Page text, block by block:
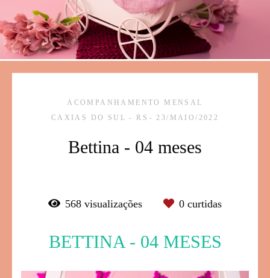
ACOMPANHAMENTO MENSAL
CAXIAS DO SUL - RS
23/MAIO/2022
Bettina - 04 meses
568 visualizações 0 curtidas
BETTINA - 04 MESES